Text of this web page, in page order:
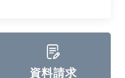
資料請求